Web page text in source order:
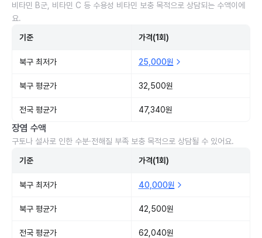
비타민 B군, 비타민 C 등 수용성 비타민 보충 목적으로 상담되는 수액이에
요.
기준 가격(1회)
북구 최저가 25,000원
북구 평균가 32,500원
전국 평균가 47,340원
장염 수액
구토나 설사로 인한 수분·전해질 부족 보충 목적으로 상담될 수 있어요.
기준 가격(1회)
북구 최저가 40,000원
북구 평균가 42,500원
전국 평균가 62,040원